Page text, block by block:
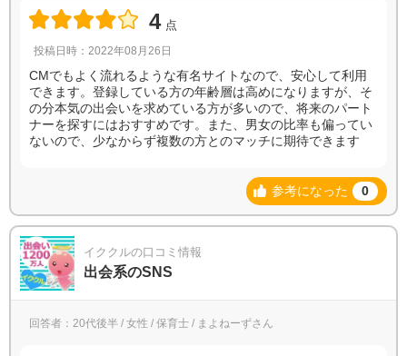
4 点
投稿日時：2022年08月26日
CMでもよく流れるような有名サイトなので、安心して利用
できます。登録している方の年齢層は高めになりますが、そ
の分本気の出会いを求めている方が多いので、将来のパート
ナーを探すにはおすすめです。また、男女の比率も偏ってい
ないので、少なからず複数の方とのマッチに期待できます
参考になった 0
イククルの口コミ情報
出会系のSNS
回答者：20代後半 / 女性 / 保育士 / まよねーずさん